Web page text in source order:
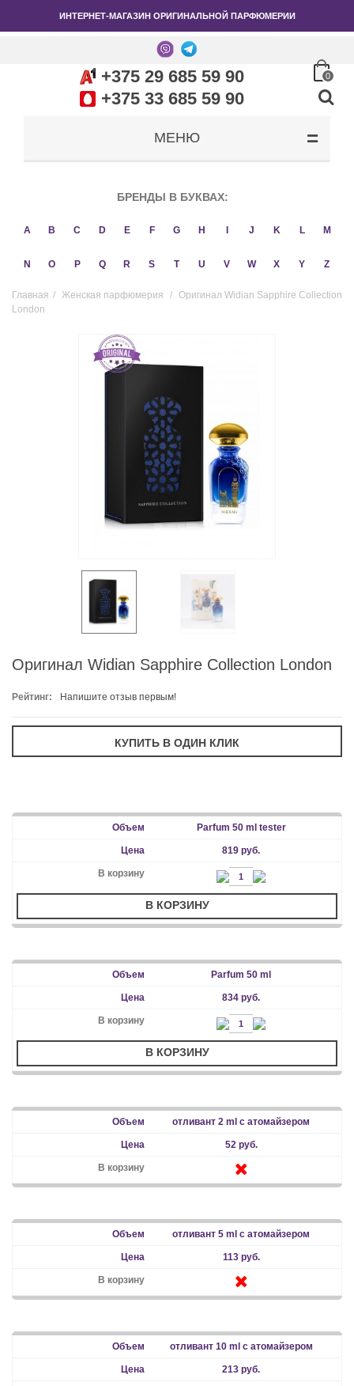
ИНТЕРНЕТ-МАГАЗИН ОРИГИНАЛЬНОЙ ПАРФЮМЕРИИ
+375 29 685 59 90
+375 33 685 59 90
0
МЕНЮ
БРЕНДЫ В БУКВАХ:
A B C D E F G H J K L M
N O P Q R S T U V W X Y Z
Главная / Женская парфюмерия / Оригинал Widian Sapphire Collection
London
Оригинал Widian Sapphire Collection London
Рейтинг: Напишите отзыв первым!
Parfum 50 ml tester
819 руб.
В КОРЗИНУ
Parfum 50 ml
834 руб.
В КОРЗИНУ
отливант 2 ml с атомайзером
52 руб.
отливант 5 ml с атомайзером
113 руб.
отливант 10 ml с атомайзером
213 руб.